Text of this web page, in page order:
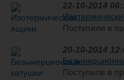
"Рысь" модель
Way ...
22-10-2014
Поступили в
переноса и
20-10-2014
Поступили в